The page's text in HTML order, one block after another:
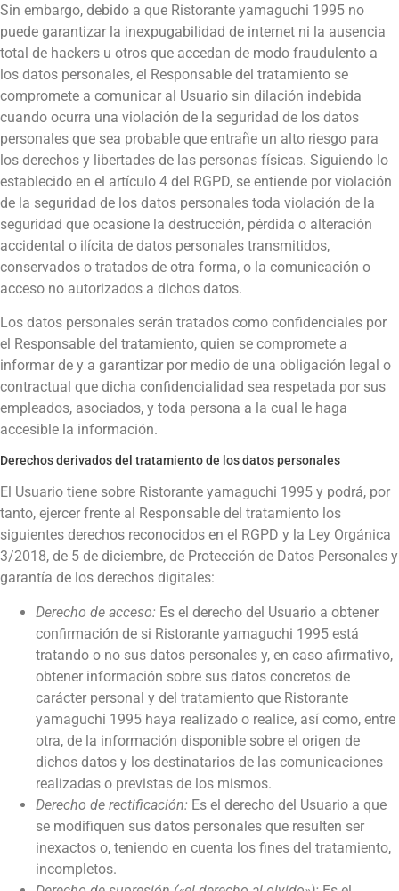
Sin embargo, debido a que Ristorante yamaguchi 1995 no
puede garantizar la inexpugabilidad de internet ni la ausencia
total de hackers u otros que accedan de modo fraudulento a
los datos personales, el Responsable del tratamiento se
compromete a comunicar al Usuario sin dilación indebida
cuando ocurra una violación de la seguridad de los datos
personales que sea probable que entrañe un alto riesgo para
los derechos y libertades de las personas físicas. Siguiendo lo
establecido en el artículo 4 del RGPD, se entiende por violación
de la seguridad de los datos personales toda violación de la
seguridad que ocasione la destrucción, pérdida o alteración
accidental o ilícita de datos personales transmitidos,
conservados o tratados de otra forma, o la comunicación o
acceso no autorizados a dichos datos.
Los datos personales serán tratados como confidenciales por
el Responsable del tratamiento, quien se compromete a
informar de y a garantizar por medio de una obligación legal o
contractual que dicha confidencialidad sea respetada por sus
empleados, asociados, y toda persona a la cual le haga
accesible la información.
Derechos derivados del tratamiento de los datos personales
El Usuario tiene sobre Ristorante yamaguchi 1995 y podrá, por
tanto, ejercer frente al Responsable del tratamiento los
siguientes derechos reconocidos en el RGPD y la Ley Orgánica
3/2018, de 5 de diciembre, de Protección de Datos Personales y
garantía de los derechos digitales:
Derecho de acceso: Es el derecho del Usuario a obtener
confirmación de si Ristorante yamaguchi 1995 está
tratando o no sus datos personales y, en caso afirmativo,
obtener información sobre sus datos concretos de
carácter personal y del tratamiento que Ristorante
yamaguchi 1995 haya realizado o realice, así como, entre
otra, de la información disponible sobre el origen de
dichos datos y los destinatarios de las comunicaciones
realizadas o previstas de los mismos.
Derecho de rectificación: Es el derecho del Usuario a que
se modifiquen sus datos personales que resulten ser
inexactos o, teniendo en cuenta los fines del tratamiento,
incompletos.